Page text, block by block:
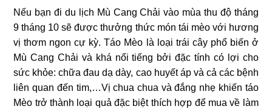
Nếu bạn đi du lịch Mù Cang Chải vào mùa thu độ tháng
9 tháng 10 sẽ được thưởng thức món tái mèo với hương
vị thơm ngon cự kỳ. Táo Mèo là loại trái cây phổ biến ở
Mù Cang Chải và khá nổi tiếng bởi đặc tính có lợi cho
sức khỏe: chữa đau dạ dày, cao huyết áp và cả các bệnh
liên quan đến tim,…Vị chua chua và đắng nhẹ khiến táo
Mèo trở thành loại quả đặc biệt thích hợp để mua về làm